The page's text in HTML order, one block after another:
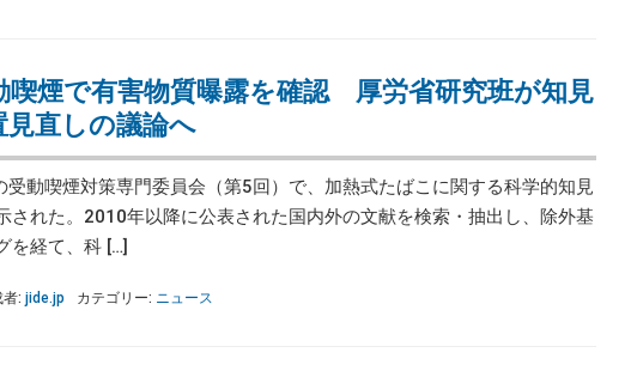
喫煙で有害物質曝露を確認 厚労省研究班が知見
見直しの議論へ
動喫煙対策専門委員会（第5回）で、加熱式たばこに関する科学的知見
された。2010年以降に公表された国内外の文献を検索・抽出し、除外基
を経て、科 […]
者: jide.jp カテゴリー: ニュース